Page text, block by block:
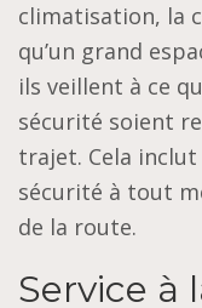
climatisation, la
qu’un grand
ils veillent à ce
sécurité soient
trajet. Cela
sécurité à tout
de la route.
Service à